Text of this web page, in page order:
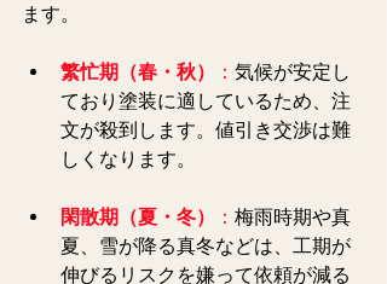
ます。
繁忙期（春・秋） ： 気候が安定し
ており塗装に適しているため、注
文が殺到します。値引き交渉は難
しくなります。
閑散期（夏・冬） ： 梅雨時期や真
夏、雪が降る真冬などは、工期が
伸びるリスクを嫌って依頼が減る